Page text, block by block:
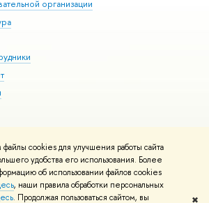
cookies для улучшения работы сайта
удобства его использования. Более
об использовании файлов cookies
, наши правила обработки персональных
. Продолжая пользоваться сайтом, вы ✖
организации
возможностями